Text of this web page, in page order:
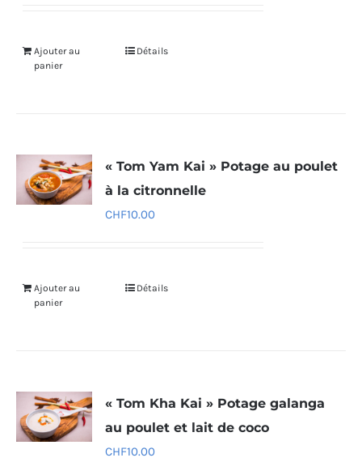
Ajouter au
panier
Détails
« Tom Yam Kai » Potage au poulet
à la citronnelle
CHF10.00
Ajouter au
panier
Détails
« Tom Kha Kai » Potage galanga
au poulet et lait de coco
CHF10.00